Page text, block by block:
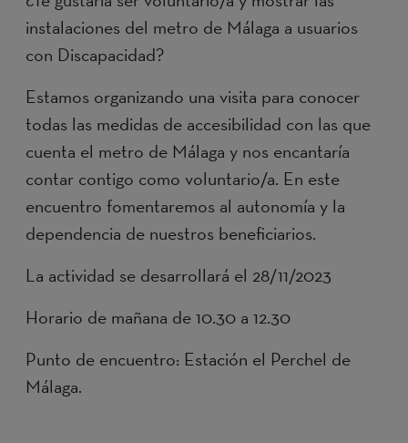
instalaciones del metro de Málaga a usuarios
con Discapacidad?
Estamos organizando una visita para conocer
todas las medidas de accesibilidad con las que
cuenta el metro de Málaga y nos encantaría
contar contigo como voluntario/a. En este
encuentro fomentaremos al autonomía y la
dependencia de nuestros beneficiarios.
La actividad se desarrollará el 28/11/2023
Horario de mañana de 10.30 a 12.30
Punto de encuentro: Estación el Perchel de
Málaga.